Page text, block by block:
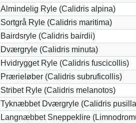
Almindelig Ryle (Calidris alpina)
Sortgrå Ryle (Calidris maritima)
Bairdsryle (Calidris bairdii)
Dværgryle (Calidris minuta)
Hvidrygget Ryle (Calidris fuscicollis)
Prærieløber (Calidris subruficollis)
Stribet Ryle (Calidris melanotos)
Tyknæbbet Dværgryle (Calidris
Langnæbbet Sneppeklire